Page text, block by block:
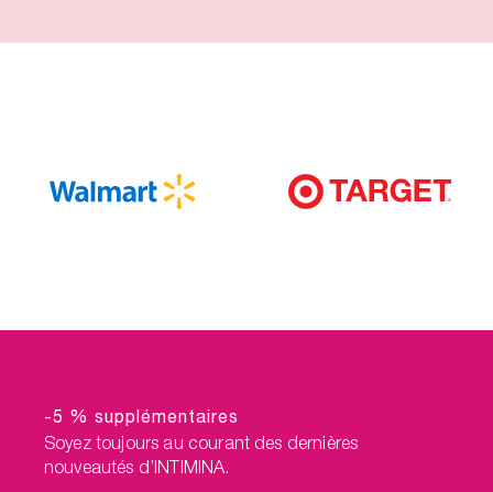
-5 % supplémentaires
Soyez toujours au courant des dernières
nouveautés d’INTIMINA.